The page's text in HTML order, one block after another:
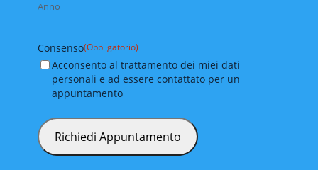
Anno
Consenso(Obbligatorio)
Acconsento al trattamento dei miei dati
personali e ad essere contattato per un
appuntamento